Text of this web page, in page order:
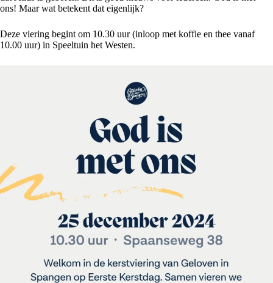
ons! Maar wat betekent dat eigenlijk?
Deze viering begint om 10.30 uur (inloop met koffie en thee vanaf
10.00 uur) in Speeltuin het Westen.